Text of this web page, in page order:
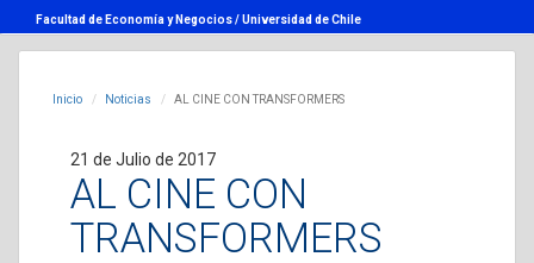
Facultad de Economía y Negocios /Universidad de Chile
Inicio Noticias AL CINE CON TRANSFORMERS
21 de Julio de 2017
AL CINE CON
TRANSFORMERS